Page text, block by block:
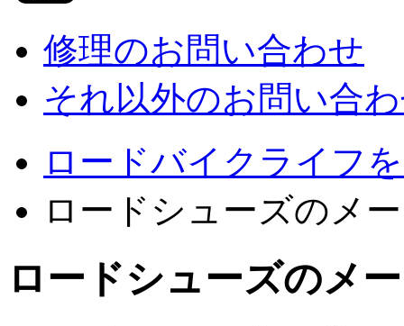
修理のお問い合わせ
それ以外のお問い合
ロードバイクライフ
ロードシューズのメ
ロードシューズのメ